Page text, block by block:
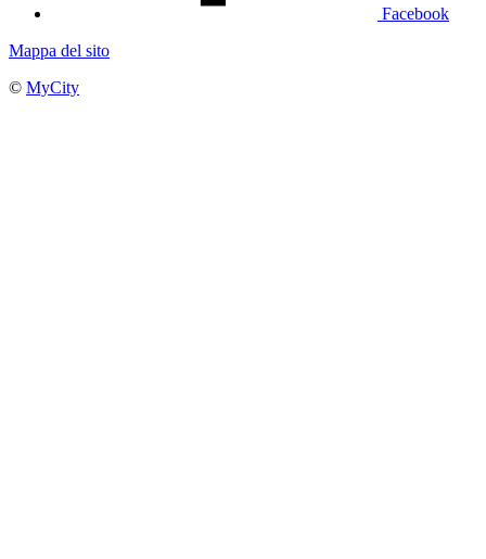
Facebook
Mappa del sito
© MyCity